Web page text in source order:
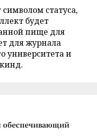
символом статуса,
будет
пище для
для журнала
университета и
обеспечивающий